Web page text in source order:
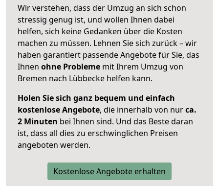
Wir verstehen, dass der Umzug an sich schon
stressig genug ist, und wollen Ihnen dabei
helfen, sich keine Gedanken über die Kosten
machen zu müssen. Lehnen Sie sich zurück – wir
haben garantiert passende Angebote für Sie, das
Ihnen ohne Probleme mit Ihrem Umzug von
Bremen nach Lübbecke helfen kann.
Holen Sie sich ganz bequem und einfach
kostenlose Angebote, die innerhalb von nurca.
2 Minuten bei Ihnen sind. Und das Beste daran
ist, dass all dies zu erschwinglichen Preisen
angeboten werden.
Kostenlose Angebote erhalten